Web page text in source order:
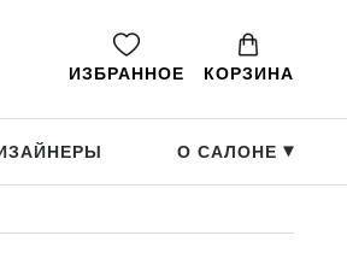
ИЗБРАННОЕ КОРЗИНА
О САЛОНЕ ▸